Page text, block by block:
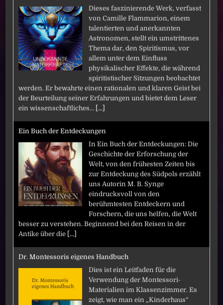
Dieses faszinierende Werk, verfasst
von Camille Flammarion, einem
talentierten und anerkannten
Astronomen, stellt ein umstrittenes
Thema dar, den Spiritismus, vor
allem unter dem Einfluss
physikalischer Effekte, die während
spiritistischer Sitzungen beobachtet
werden. Er bewahrte einen rationalen und klaren Geist bei
der Beurteilung seiner Erfahrungen und bietet dem Leser
ein wissenschaftliches… [...]
Ein Buch der Entdeckungen
In Ein Buch der Entdeckungen: Die
Geschichte der Erforschung der
Welt, von den frühesten Zeiten bis
zur Entdeckung des Südpols erzählt
uns Autorin M. B. Synge
eindrucksvoll von den
berühmtesten Entdeckern und
Forschern, die uns helfen, die Welt
besser zu verstehen. Beginnend bei den Reisen in der
Antike über die [...]
Dr. Montessoris eigenes Handbuch
Dies ist ein Leitfaden für die
Verwendung der Montessori-
Materialien im Klassenzimmer. Es
zeigt, wie man ein „Kinderhaus“